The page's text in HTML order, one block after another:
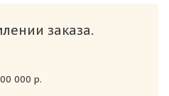
заказа.
000 р.